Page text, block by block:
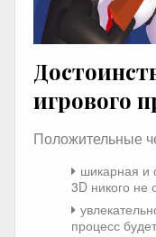
игрового
Положительные
шикарная и
3D никого не
процесс